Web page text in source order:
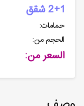
2+1 شقق
حمامات:
الحجم من:
السعر من: